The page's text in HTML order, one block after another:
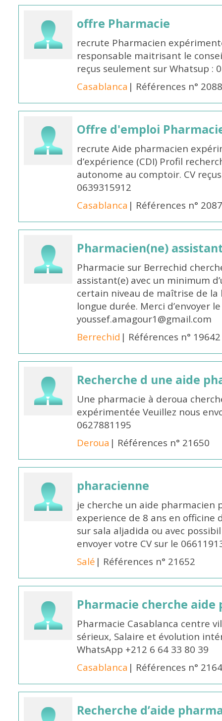
offre Pharmacie
recrute Pharmacien
responsable maitrisant le
reçus seulement sur Whatsup :
Casablanca | Références n°
Offre d'emploi
recrute Aide pharmacien
d’expérience (CDI) Profil
autonome au comptoir. CV
0639315912
Casablanca | Références n°
Pharmacien(ne)
Pharmacie sur Berrechid
assistant(e) avec un minimum
certain niveau de maîtrise de
longue durée. Merci d’envoyer
youssef.amagour1@gmail.com
Berrechid | Références n° 19642
Recherche d une aide
Une pharmacie à deroua
expérimentée Veuillez nous
0627881195
Deroua | Références n° 21650
pharacienne
je cherche un aide pharmacien
experience de 8 ans en
sur sala aljadida ou avec
envoyer votre CV sur le
Salé | Références n° 21652
Pharmacie cherche aide
Pharmacie Casablanca centre
sérieux, Salaire et évolution
WhatsApp +212 6 64 33 80 39
Casablanca | Références n°
Recherche d’aide